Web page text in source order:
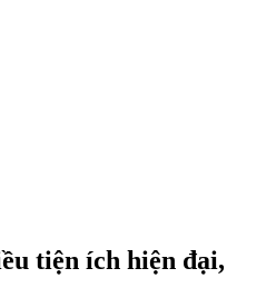
tiện ích hiện đại,